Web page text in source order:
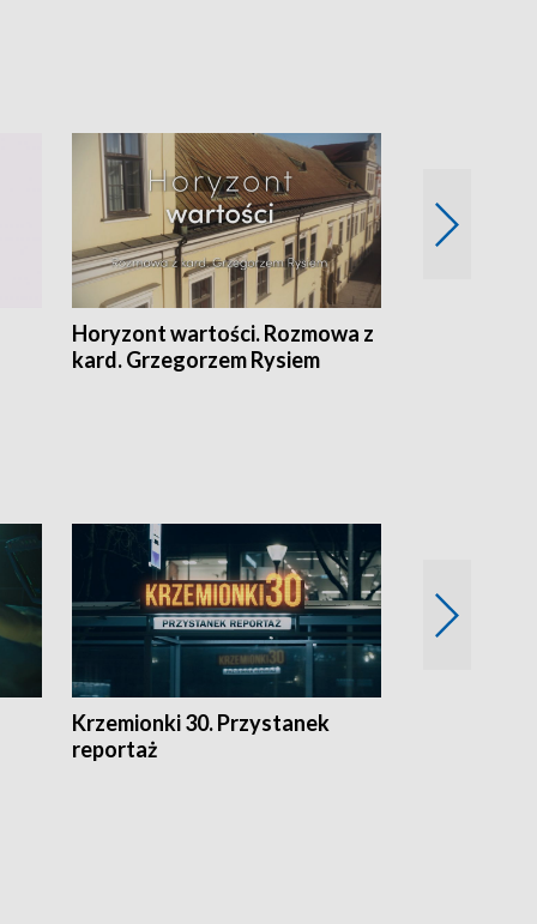
Horyzont wartości. Rozmowa z
kard. Grzegorzem Rysiem
Krzemionki 30. Przystanek
reportaż